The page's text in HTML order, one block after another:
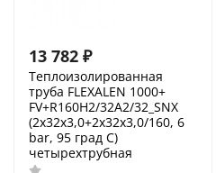
13 782 ₽
Теплоизолированная
труба FLEXALEN 1000+
FV+R160H2/32A2/32_SNX
(2x32x3,0+2x32x3,0/160, 6
bar, 95 град С)
четырехтрубная